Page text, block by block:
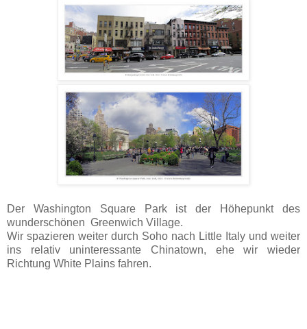
Der Washington Square Park ist der Höhepunkt des
wunderschönen Greenwich Village.
Wir spazieren weiter durch Soho nach Little Italy und weiter
ins relativ uninteressante Chinatown, ehe wir wieder
Richtung White Plains fahren.